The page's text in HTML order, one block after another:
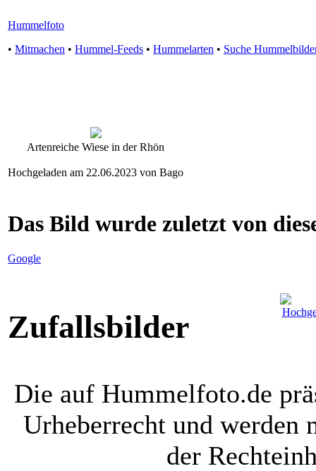
Hummelfoto
• Mitmachen • Hummel-Feeds • Hummelarten • Suche
Artenreiche Wiese in der Rhön
Hochgeladen am 22.06.2023 von Bago
Das Bild wurde zuletzt von
Google
Zufallsbilder
Die auf Hummelfoto.de
Urheberrecht und werden
der